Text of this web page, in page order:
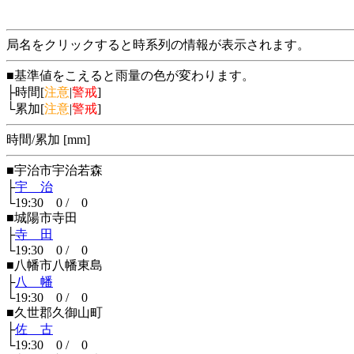
局名をクリックすると時系列の情報が表示されます。
■基準値をこえると雨量の色が変わります。
├時間[注意|警戒]
└累加[注意|警戒]
時間/累加 [mm]
■宇治市宇治若森
├宇 治
└19:30 0 / 0
■城陽市寺田
├寺 田
└19:30 0 / 0
■八幡市八幡東島
├八 幡
└19:30 0 / 0
■久世郡久御山町
├佐 古
└19:30 0 / 0